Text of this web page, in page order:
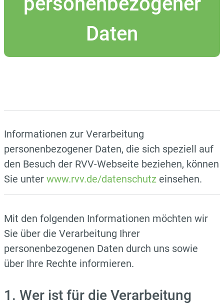
Daten
Informationen zur Verarbeitung
personenbezogener Daten, die sich speziell auf
den Besuch der RVV-Webseite beziehen, können
Sie unter www.rvv.de/datenschutz einsehen.
Mit den folgenden Informationen möchten wir
Sie über die Verarbeitung Ihrer
personenbezogenen Daten durch uns sowie
über Ihre Rechte informieren.
1. Wer ist für die Verarbeitung